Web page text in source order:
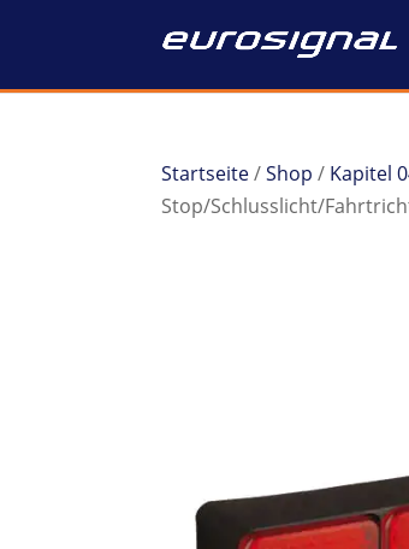
Startseite/Shop / Kapitel
Stop/Schlusslicht/